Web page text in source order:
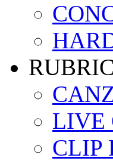
LIVE
CLIP